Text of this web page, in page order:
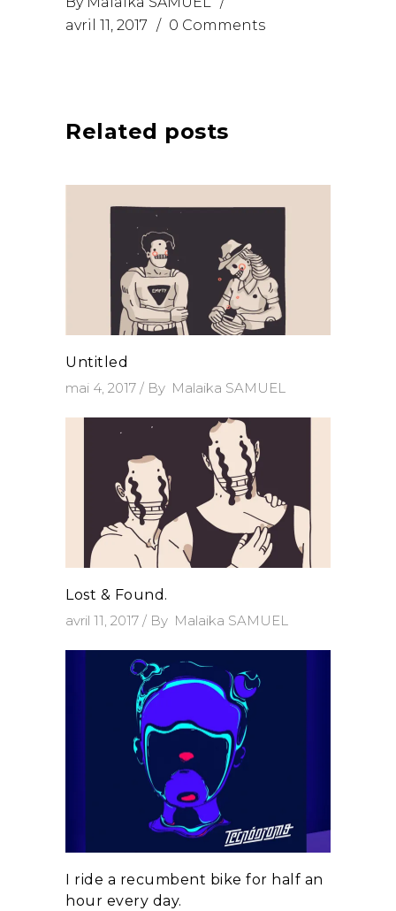
avril 11, 2017
0 Comments
Related posts
Untitled
mai 4, 2017
By Malaika SAMUEL
Lost & Found.
avril 11, 2017
By Malaika SAMUEL
I ride a recumbent bike for half an
hour every day.